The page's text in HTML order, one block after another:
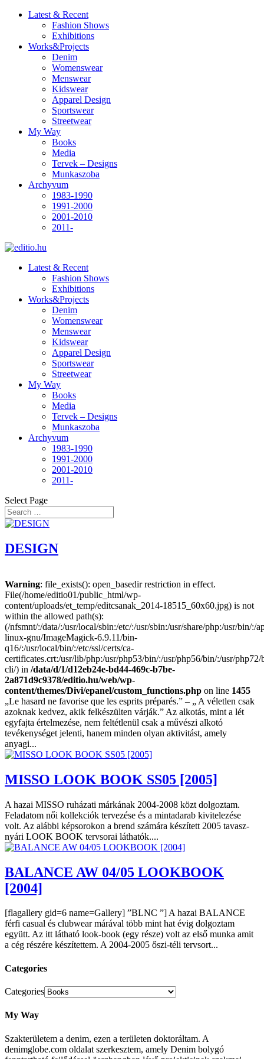
Latest & Recent
Fashion Shows
Exhibitions
Works&Projects
Denim
Womenswear
Menswear
Kidswear
Apparel Design
Sportswear
Streetwear
My Way
Books
Media
Tervek – Designs
Munkaszoba
Archyvum
1983-1990
1991-2000
2001-2010
2011-
Latest & Recent
Fashion Shows
Exhibitions
Works&Projects
Denim
Womenswear
Menswear
Kidswear
Apparel Design
Sportswear
Streetwear
My Way
Books
Media
Tervek – Designs
Munkaszoba
Archyvum
1983-1990
1991-2000
2001-2010
2011-
Select Page
DESIGN
Warning: file_exists(): open_basedir restriction in effect.
File(/home/editio01/public_html/wp-
content/uploads/et_temp/editcsanak_2014-18515_60x60.jpg) is not
within the allowed path(s):
(/nfsmnt/:/data/:/usr/local/sbin:/etc/:/usr/sbin:/usr/share/php:/usr/bin/
linux-gnu/ImageMagick-6.9.11/bin-
q16/:/usr/local/bin/:/etc/ssl/certs/ca-
certificates.crt:/usr/lib/php:/usr/php53/bin/:/usr/php56/bin/:/usr/
cli/) in /data/d/1/d12eb24e-bd44-469c-b7be-
2a871d9c9378/editio.hu/web/wp-
content/themes/Divi/epanel/custom_functions.php on line 1455
„Le hasard ne favorise que les esprits préparés.” – „ A véletlen csak
azoknak kedvez, akik felkészülten várják.” Az alkotás, mint a lét
egyfajta értelmezése, nem feltétlenül csak a művészi alkotó
tevékenységet jelenti, hanem minden olyan aktivitást, amely
anyagi...
MISSO LOOK BOOK SS05 [2005]
A hazai MISSO ruházati márkának 2004-2008 közt dolgoztam.
Feladatom női kollekciók tervezése és a mintadarab kivitelezése
volt. Az alábbi képsorokon a brend számára készített 2005 tavasz-
nyári LOOK BOOK tervsorai láthatók....
BALANCE AW 04/05 LOOKBOOK
[2004]
[flagallery gid=6 name=Gallery] ”BLNC ”] A hazai BALANCE
férfi casual és clubwear márával több mint hat évig dolgoztam
együtt. Az itt látható look-book (egy része) volt az első munka amit
a cég részére készítettem. A 2004-2005 őszi-téli tervsort...
Categories
Categories
My Way
Szakterületem a denim, ezen a területen doktoráltam. A
denimglobe.com oldalat szerkesztem, amely Denim bolygó